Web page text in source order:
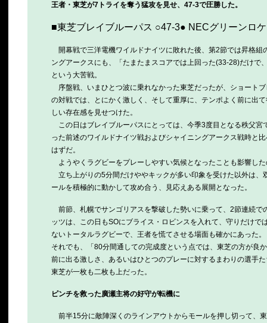
王者・東芝が7トライを奪う猛攻を見せ、47-3で圧勝した。
■東芝ブレイブルーパス ○47-3● NECグリーンロ
開幕戦で三洋電機ワイルドナイツに敗れた後、第2節では昇格組
ングアークスにも、「たまたまスコアでは上回った(33-28)だけで
という大苦戦。
序盤戦、いまひとつ波に乗れなかった東芝だったが、ショート
の対戦では、とにかく激しく、そして重厚に、テンポよく前に出
しい存在感を見せつけた。
この日はブレイブルーパスにとっては、今季3度目となる秩父宮
った前述のワイルドナイツ戦およびシャイニングアークス戦時と
はずだ。
ようやくラグビーをプレーしやすい気候となったことも影響し
立ち上がりの5分間だけややキックが多い印象を受けた以外は、
ールを積極的に動かして攻め合う、見応えある展開となった。
前節、札幌でサンゴリアスを撃破した勢いに乗って、2節連続で
ッツは、この日もSOにブライス・ロビンスを入れて、守りだけで
ないトータルラグビーで、王者を慌てさせる場面も確かにあった。
それでも、「80分間通しての完成度という点では、東芝の方が良
前に出る激しさ、あるいはひとつのプレーに対するまわりの選
東芝が一枚も二枚も上だった。
ピンチを救った廣瀬主将の好守が転機に
前半15分に敵陣深くのラインアウトからモールを押し切って、